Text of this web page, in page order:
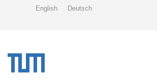
English Deutsch